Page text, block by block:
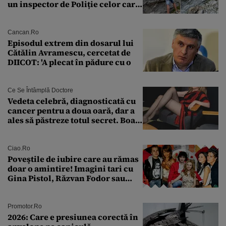
un inspector de Poliție celor care
Cancan.ro
Episodul extrem din dosarul lui
Cătălin Avramescu, cercetat de
DIICOT: 'A plecat în pădure cu o
Ce Se Întâmplă Doctore
Vedeta celebră, diagnosticată cu
cancer pentru a doua oară, dar a
ales să păstreze totul secret. Boala
Ciao.ro
Poveştile de iubire care au rămas
doar o amintire! Imagini tari cu
Gina Pistol, Răzvan Fodor sau
Promotor.ro
2026: Care e presiunea corectă în